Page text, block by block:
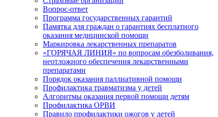
Вопрос-ответ
Программа государственных гарантий
Памятка для граждан о гарантиях бесплатного
оказания медицинской помощи
Маркировка лекарственных препаратов
«ГОРЯЧАЯ ЛИНИЯ» по вопросам обезболивания,
неотложного обеспечения лекарственными
препаратами
Порядок оказания паллиативной помощи
Профилактика травматизма у детей
Алгоритмы оказания первой помощи детям
Профилактика ОРВИ
Правило профилактики ожогов у детей